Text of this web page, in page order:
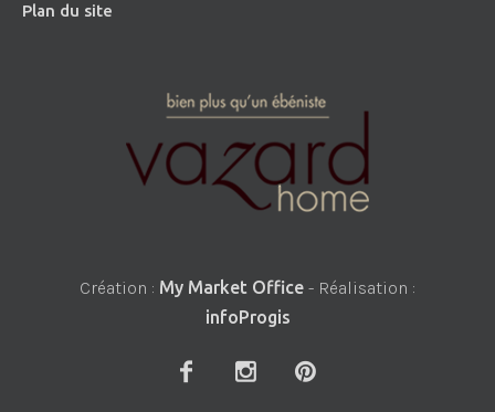
Plan du site
Création : My Market Office - Réalisation :
infoProgis